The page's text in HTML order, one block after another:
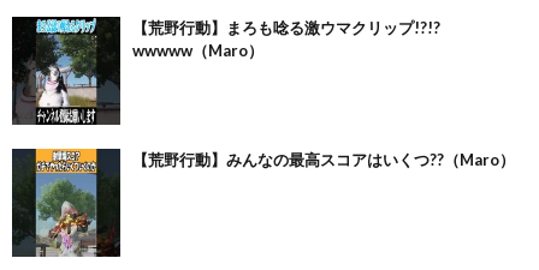
【荒野行動】まろも唸る激ウマクリップ!?!?
wwwww（Maro）
【荒野行動】みんなの最高スコアはいくつ??（Maro）